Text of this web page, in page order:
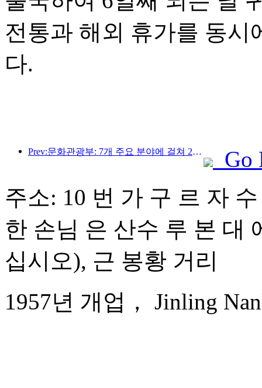
전통과 해외 휴가를 동시
다.
Prev:문화관광부: 7개 주요 분야에 걸쳐 22개의 테마 활동을 시작합니다
Go
주소: 10 번 가 구 르 자
한 손님 은 산수 루 본 대
십시오), 근 봉황 거리
1957년 개업， Jinling